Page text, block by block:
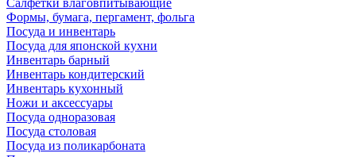
Салфетки влаговпитывающие
Формы, бумага, пергамент, фольга
Посуда и инвентарь
Посуда для японской кухни
Инвентарь барный
Инвентарь кондитерский
Инвентарь кухонный
Ножи и аксессуары
Посуда одноразовая
Посуда столовая
Посуда из поликарбоната